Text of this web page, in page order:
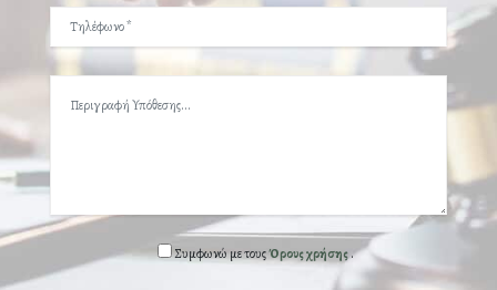
Συμφωνώ με τουςΌρους χρήσης.